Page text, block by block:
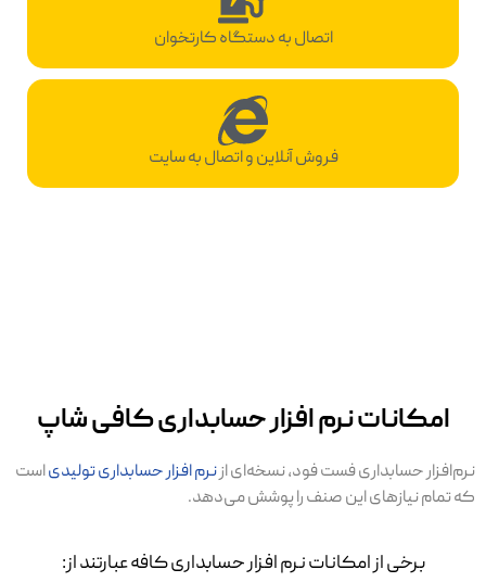
اتصال به دستگاه کارتخوان
فروش آنلاین و اتصال به سایت
امکانات نرم افزار حسابداری کافی شاپ
نرم‌افزار حسابداری فست فود، نسخه‌ای ازنرم افزار حسابداری تولیدیاست
که تمام نیازهای این صنف را پوشش می‌دهد.
برخی از امکانات نرم افزار حسابداری کافه عبارتند از: